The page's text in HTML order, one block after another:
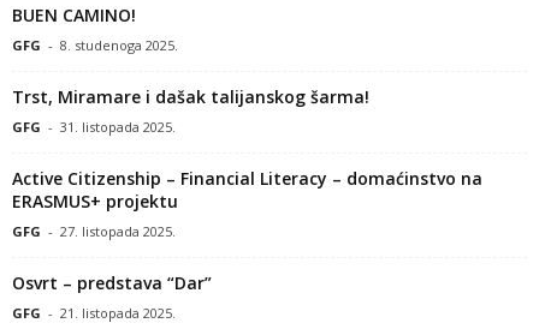
BUEN CAMINO!
GFG - 8. studenoga 2025.
Trst, Miramare i dašak talijanskog šarma!
GFG - 31. listopada 2025.
Active Citizenship – Financial Literacy – domaćinstvo na
ERASMUS+ projektu
GFG - 27. listopada 2025.
Osvrt – predstava “Dar”
GFG - 21. listopada 2025.